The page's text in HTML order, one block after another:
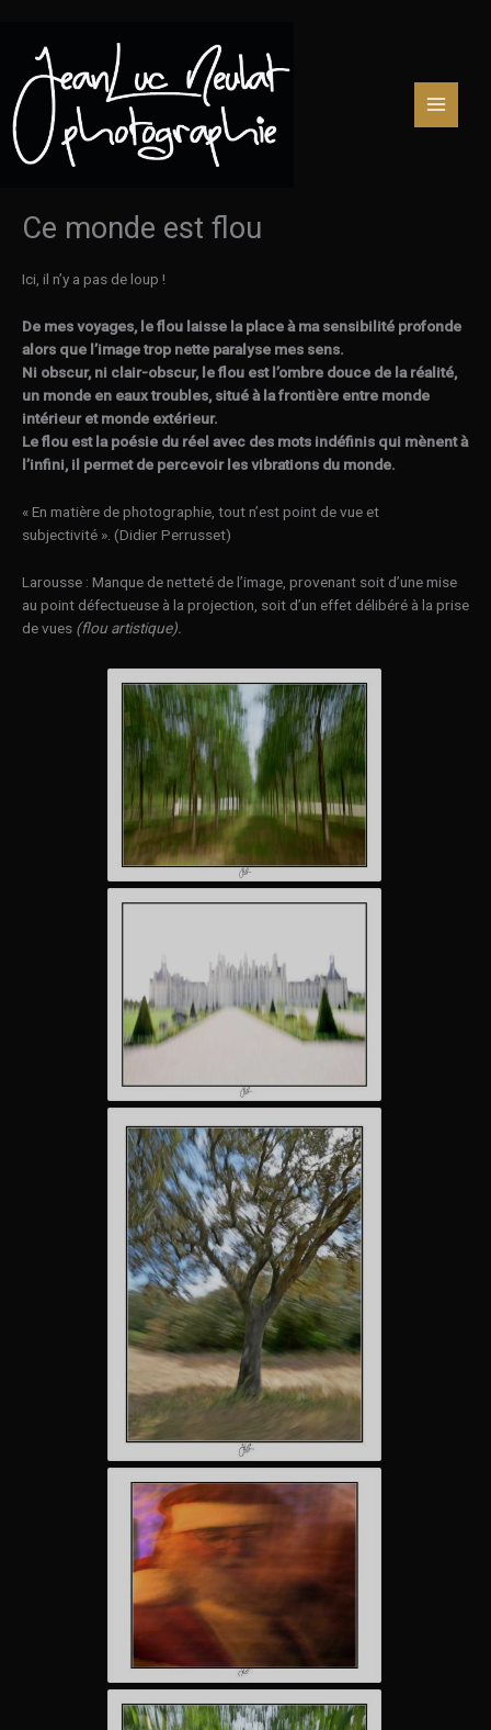
contenu
Ce monde est flou
Ici, il n’y a pas de loup !
De mes voyages, le flou laisse la place à ma sensibilité profonde
alors que l’image trop nette paralyse mes sens.
Ni obscur, ni clair-obscur, le flou est l’ombre douce de la réalité,
un monde en eaux troubles, situé à la frontière entre monde
intérieur et monde extérieur.
Le flou est la poésie du réel avec des mots indéfinis qui mènent à
l’infini, il permet de percevoir les vibrations du monde.
« En matière de photographie, tout n’est point de vue et
subjectivité ». (Didier Perrusset)
Larousse : Manque de netteté de l’image, provenant soit d’une mise
au point défectueuse à la projection, soit d’un effet délibéré à la prise
de vues (flou artistique).